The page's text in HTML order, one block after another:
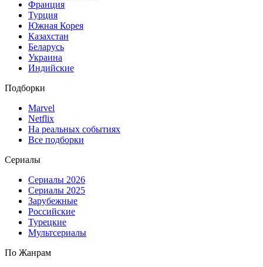
Франция
Турция
Южная Корея
Казахстан
Беларусь
Украина
Индийские
Подборки
Marvel
Netflix
На реальных событиях
Все подборки
Сериалы
Сериалы 2026
Сериалы 2025
Зарубежные
Российские
Турецкие
Мультсериалы
По Жанрам